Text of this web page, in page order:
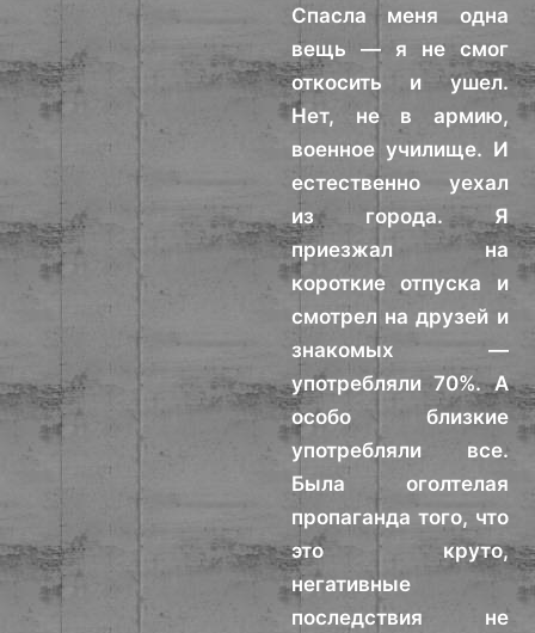
Спасла меня одна
вещь — я не смог
откосить и ушел.
Нет, не в армию,
военное училище. И
естественно уехал
из города. Я
приезжал на
короткие отпуска и
смотрел на друзей и
знакомых —
употребляли 70%. А
особо близкие
употребляли все.
Была оголтелая
пропаганда того, что
это круто,
негативные
последствия не